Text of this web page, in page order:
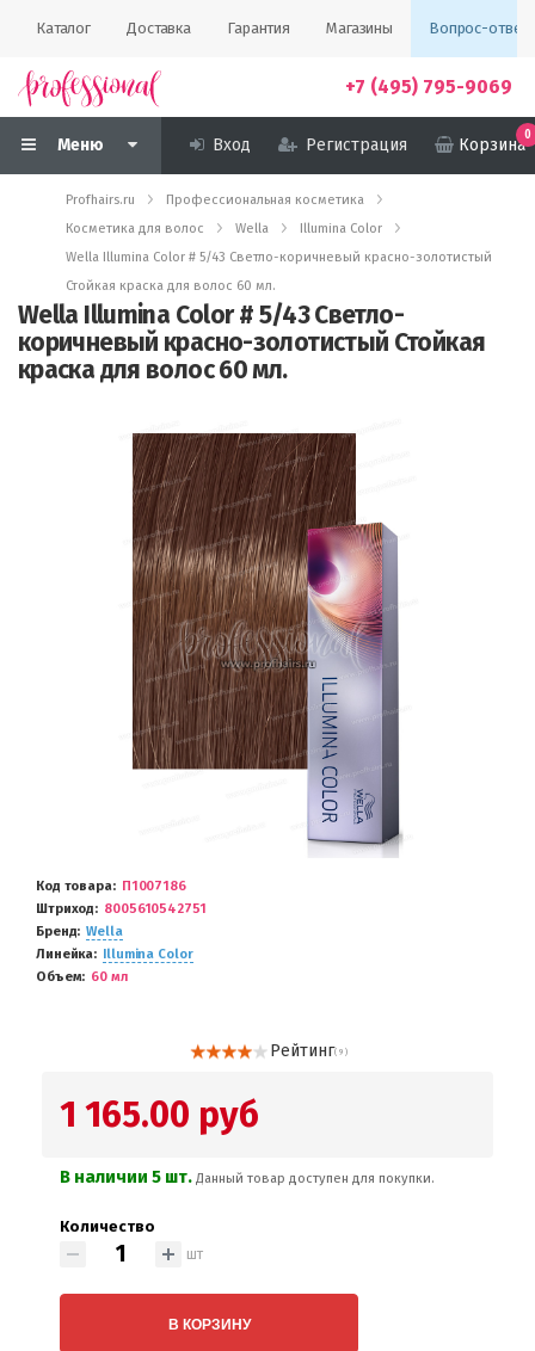
Каталог Доставка Гарантия Магазины Вопрос-ответ
+7 (495) 795-9069
Меню Вход Регистрация Корзина
0
Profhairs.ru
Профессиональная косметика
Косметика для волос
Wella
Illumina Color
Wella Illumina Color # 5/43 Светло-коричневый красно-золотистый
Стойкая краска для волос 60 мл.
Wella Illumina Color # 5/43 Светло-
коричневый красно-золотистый Стойкая
краска для волос 60 мл.
Код товара
П1007186
Штриход
8005610542751
Бренд
Wella
Линейка
Illumina Color
Объем
60 мл
Рейтинг( 9 )
1 165.00 руб
В наличии 5 шт. Данный товар доступен для покупки.
Количество
шт
В КОРЗИНУ